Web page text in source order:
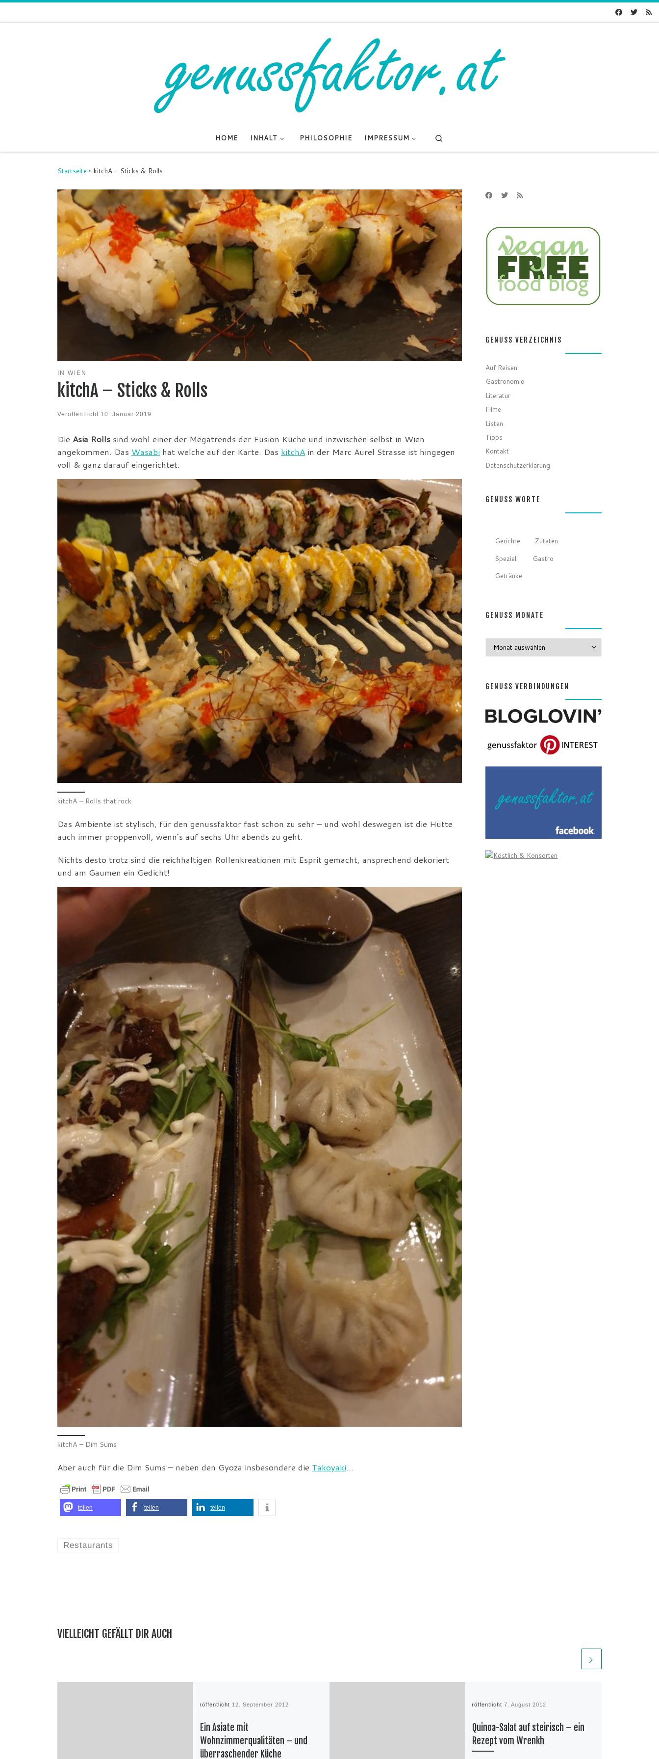
HOME INHALT PHILOSOPHIE IMPRESSUM
Startseite » kitchA – Sticks & Rolls
IN WIEN
kitchA – Sticks & Rolls
Veröffentlicht 10. Januar 2019
Die Asia Rolls sind wohl einer der Megatrends der Fusion Küche und inzwischen selbst in Wien
angekommen. Das Wasabi hat welche auf der Karte. Das kitchA in der Marc Aurel Strasse ist hingegen
voll & ganz darauf eingerichtet.
kitchA – Rolls that rock
Das Ambiente ist stylisch, für den genussfaktor fast schon zu sehr – und wohl deswegen ist die Hütte
auch immer proppenvoll, wenn’s auf sechs Uhr abends zu geht.
Nichts desto trotz sind die reichhaltigen Rollenkreationen mit Esprit gemacht, ansprechend dekoriert
und am Gaumen ein Gedicht!
kitchA – Dim Sums
Aber auch für die Dim Sums – neben den Gyoza insbesondere die Takoyaki…
teilen teilen teilen
Restaurants
VIELLEICHT GEFÄLLT DIR AUCH
Veröffentlicht 12. September 2012
Ein Asiate mit
Wohnzimmerqualitäten – und
überraschender Küche
Veröffentlicht 7. August 2012
Quinoa-Salat auf steirisch – ein
Rezept vom Wrenkh
GENUSS VERZEICHNIS
Auf Reisen
Gastronomie
Literatur
Filme
Listen
Tipps
Kontakt
Datenschutzerklärung
GENUSS WORTE
Gerichte
Zutaten
Speziell
Gastro
Getränke
GENUSS MONATE
GENUSS VERBINDUNGEN